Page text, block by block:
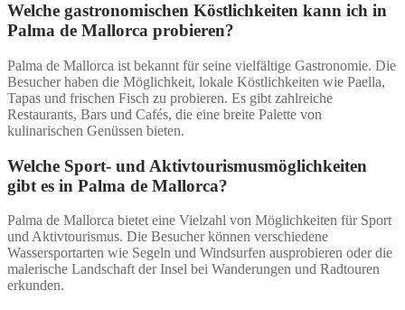
Welche gastronomischen Köstlichkeiten kann ich in
Palma de Mallorca probieren?
Palma de Mallorca ist bekannt für seine vielfältige Gastronomie. Die
Besucher haben die Möglichkeit, lokale Köstlichkeiten wie Paella,
Tapas und frischen Fisch zu probieren. Es gibt zahlreiche
Restaurants, Bars und Cafés, die eine breite Palette von
kulinarischen Genüssen bieten.
Welche Sport- und Aktivtourismusmöglichkeiten
gibt es in Palma de Mallorca?
Palma de Mallorca bietet eine Vielzahl von Möglichkeiten für Sport
und Aktivtourismus. Die Besucher können verschiedene
Wassersportarten wie Segeln und Windsurfen ausprobieren oder die
malerische Landschaft der Insel bei Wanderungen und Radtouren
erkunden.